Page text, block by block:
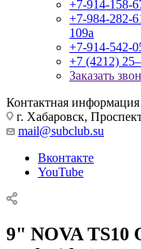
+7-914-158-
+7-984-282-
109а
+7-914-542-
+7 (4212)
Заказать
Контактная информация
г. Хабаровск,
mail@subclub.su
Вконтакте
YouTube
9" NOVA TS10